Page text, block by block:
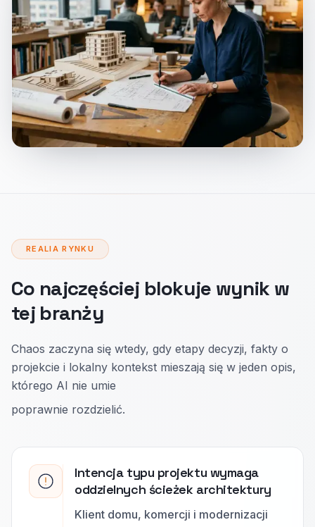
REALIA RYNKU
Co najczęściej blokuje wynik w
tej branży
Chaos zaczyna się wtedy, gdy etapy decyzji, fakty o
projekcie i lokalny kontekst mieszają się w jeden opis,
którego AI nie umie
poprawnie rozdzielić.
Intencja typu projektu wymaga
oddzielnych ścieżek architektury
Klient domu, komercji i modernizacji